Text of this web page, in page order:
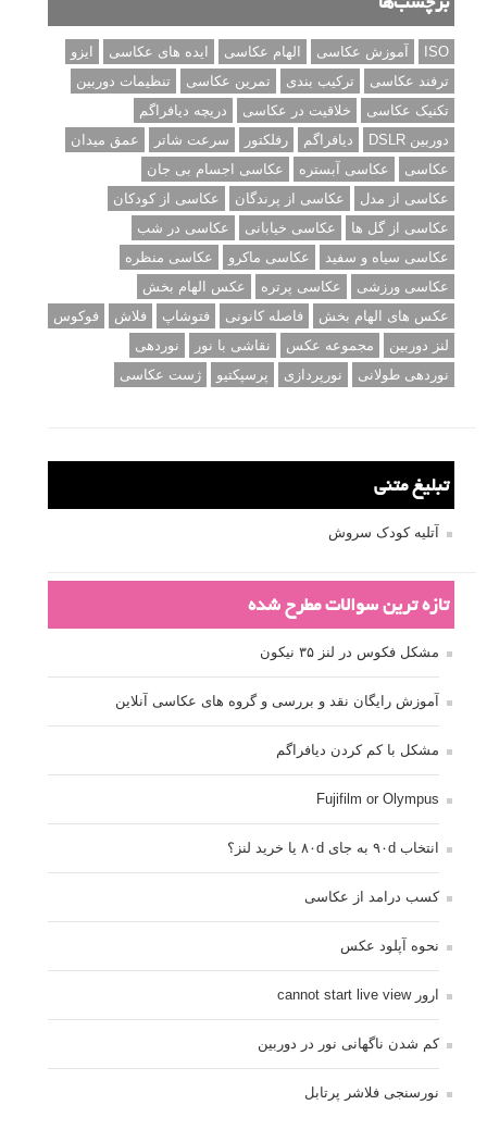
برچسب‌ها
ISO آموزش عکاسی الهام عکاسی ایده های عکاسی
ایزو
ترفند عکاسی
ترکیب بندی تمرین عکاسی
تنظیمات دوربین
تکنیک عکاسی
خلاقیت در عکاسی
دریچه دیافراگم
دوربین DSLR
دیافراگم رفلکتور سرعت شاتر
عمق میدان
عکاسی
عکاسی آبستره
عکاسی اجسام بی جان
عکاسی از مدل
عکاسی از پرندگان
عکاسی از کودکان
عکاسی از گل ها
عکاسی خیابانی
عکاسی در شب
عکاسی سیاه و سفید
عکاسی ماکرو
عکاسی منظره
عکاسی ورزشی
عکاسی پرتره
عکس الهام بخش
عکس های الهام بخش
فاصله کانونی فتوشاپ فلاش
فوکوس
لنز دوربین
مجموعه عکس نقاشی با نور
نوردهی
نوردهی طولانی
نورپردازی پرسپکتیو ژست عکاسی
تبلیغ متنی
آتلیه کودک سروش
تازه ترین سوالات مطرح شده
مشکل فکوس در لنز ۳۵ نیکون
آموزش رایگان نقد و بررسی و گروه های عکاسی آنلاین
مشکل با کم کردن دیافراگم
Fujifilm or Olympus
انتخاب ۹۰d به جای ۸۰d یا خرید لنز؟
کسب درامد از عکاسی
نحوه آپلود عکس
ارور cannot start live view
کم شدن ناگهانی نور در دوربین
نورسنجی فلاشر پرتابل